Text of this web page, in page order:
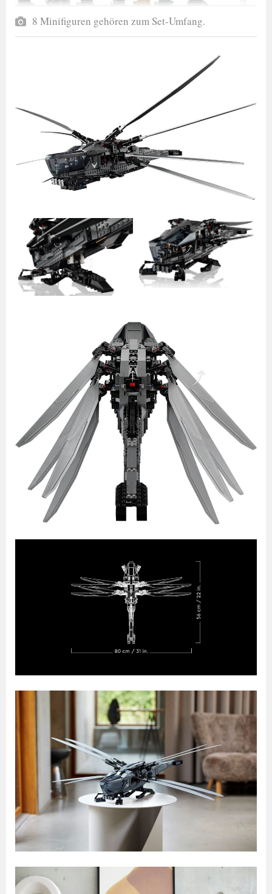
8 Minifiguren gehören zum Set-Umfang.